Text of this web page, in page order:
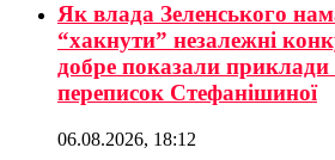
Як влада Зеленського
“хакнути” незалежні
добре показали приклади
переписок Стефанішиної
06.08.2026, 18:12